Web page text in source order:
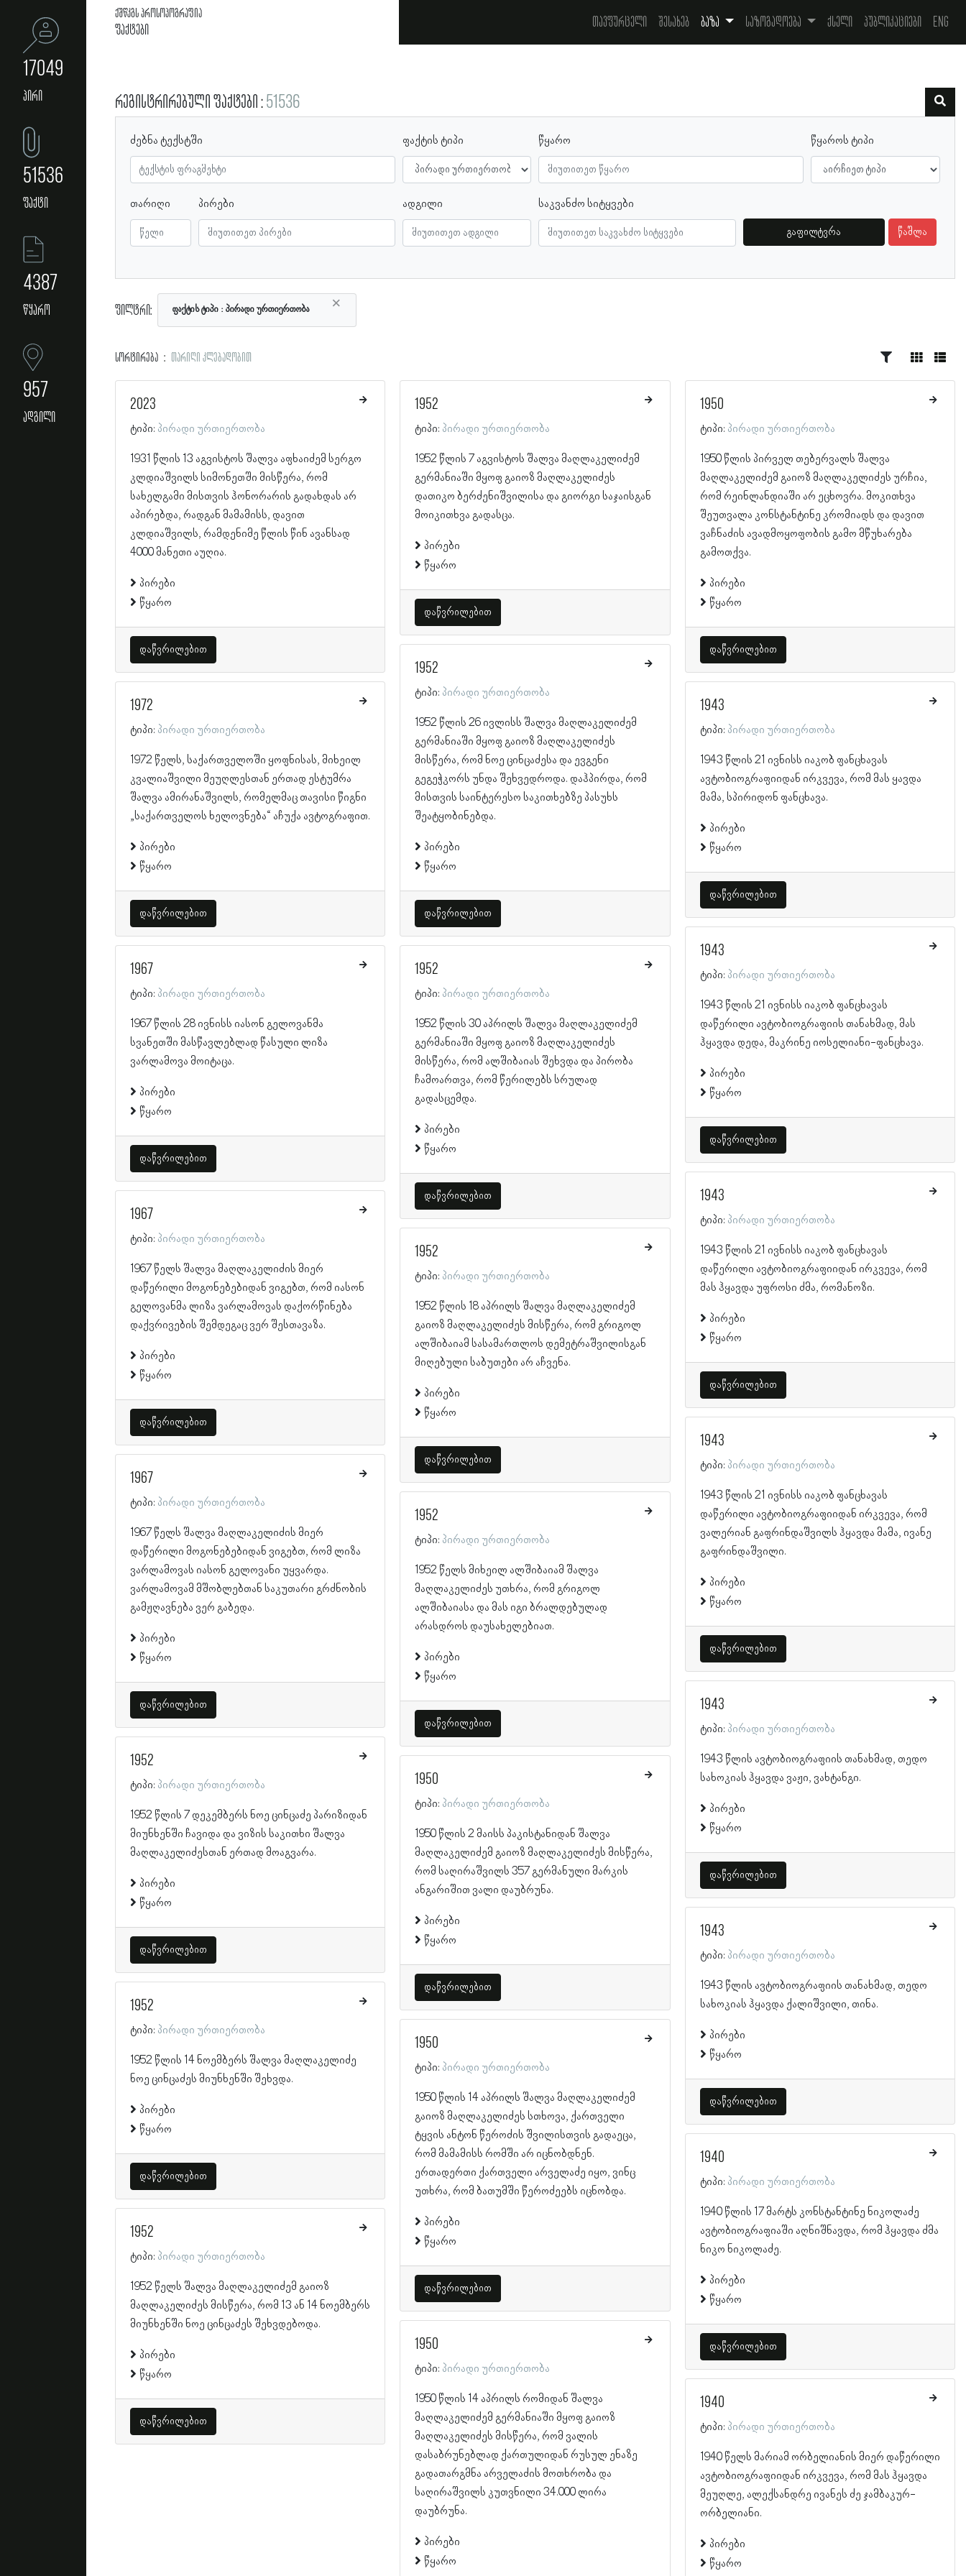
17049
პირი
51536
ფაქტი
4387
წყარო
957
ადგილი
ქშწკგს პროსოპოგრაფია
ფაქტები თავფურცელი შესახებ ბაზა საზოგადოება ქსელი პუბლიკაციები Eng
რეგისტრირებული ფაქტები 51536
ძებნა ტექსტში ფაქტის ტიპი წყარო წყაროს ტიპი
თარიღი პირები ადგილი საკვანძო სიტყვები
გაფილტვრა წაშლა
ფილტრი: ×
ფაქტის ტიპი პირადი ურთიერთობა
სორტირება თარიღი კლებადობით
2023
ტიპი: პირადი ურთიერთობა
1931 წლის 13 აგვისტოს შალვა აფხაიძემ სერგო
კლდიაშვილს სიმონეთში მისწერა, რომ
სახელგამი მისთვის ჰონორარის გადახდას არ
აპირებდა, რადგან მამამისს, დავით
კლდიაშვილს, რამდენიმე წლის წინ ავანსად
4000 მანეთი აუღია.
პირები
წყარო
დაწვრილებით
1972
ტიპი: პირადი ურთიერთობა
1972 წელს, საქართველოში ყოფნისას, მიხეილ
კვალიაშვილი მეუღლესთან ერთად ესტუმრა
შალვა ამირანაშვილს, რომელმაც თავისი წიგნი
„საქართველოს ხელოვნება“ აჩუქა ავტოგრაფით.
პირები
წყარო
დაწვრილებით
1967
ტიპი: პირადი ურთიერთობა
1967 წლის 28 ივნისს იასონ გელოვანმა
სვანეთში მასწავლებლად წასული ლიზა
ვარლამოვა მოიტაცა.
პირები
წყარო
დაწვრილებით
1967
ტიპი: პირადი ურთიერთობა
1967 წელს შალვა მაღლაკელიძის მიერ
დაწერილი მოგონებებიდან ვიგებთ, რომ იასონ
გელოვანმა ლიზა ვარლამოვას დაქორწინება
დაქვრივების შემდეგაც ვერ შესთავაზა.
პირები
წყარო
დაწვრილებით
1967
ტიპი: პირადი ურთიერთობა
1967 წელს შალვა მაღლაკელიძის მიერ
დაწერილი მოგონებებიდან ვიგებთ, რომ ლიზა
ვარლამოვას იასონ გელოვანი უყვარდა.
ვარლამოვამ მშობლებთან საკუთარი გრძნობის
გამჟღავნება ვერ გაბედა.
პირები
წყარო
დაწვრილებით
1952
ტიპი: პირადი ურთიერთობა
1952 წლის 7 დეკემბერს ნოე ცინცაძე პარიზიდან
მიუნხენში ჩავიდა და ვიზის საკითხი შალვა
მაღლაკელიძესთან ერთად მოაგვარა.
პირები
წყარო
დაწვრილებით
1952
ტიპი: პირადი ურთიერთობა
1952 წლის 14 ნოემბერს შალვა მაღლაკელიძე
ნოე ცინცაძეს მიუნხენში შეხვდა.
პირები
წყარო
დაწვრილებით
1952
ტიპი: პირადი ურთიერთობა
1952 წელს შალვა მაღლაკელიძემ გაიოზ
მაღლაკელიძეს მისწერა, რომ 13 ან 14 ნოემბერს
მიუნხენში ნოე ცინცაძეს შეხვდებოდა.
პირები
წყარო
დაწვრილებით
1952
ტიპი: პირადი ურთიერთობა
1952 წლის 7 აგვისტოს შალვა მაღლაკელიძემ
გერმანიაში მყოფ გაიოზ მაღლაკელიძეს
დათიკო ბერძენიშვილისა და გიორგი საჯაისგან
მოიკითხვა გადასცა.
პირები
წყარო
დაწვრილებით
1952
ტიპი: პირადი ურთიერთობა
1952 წლის 26 ივლისს შალვა მაღლაკელიძემ
გერმანიაში მყოფ გაიოზ მაღლაკელიძეს
მისწერა, რომ ნოე ცინცაძესა და ევგენი
გეგეჭკორს უნდა შეხვედროდა. დაჰპირდა, რომ
მისთვის საინტერესო საკითხებზე პასუხს
შეატყობინებდა.
პირები
წყარო
დაწვრილებით
1952
ტიპი: პირადი ურთიერთობა
1952 წლის 30 აპრილს შალვა მაღლაკელიძემ
გერმანიაში მყოფ გაიოზ მაღლაკელიძეს
მისწერა, რომ ალშიბაიას შეხვდა და პირობა
ჩამოართვა, რომ წერილებს სრულად
გადასცემდა.
პირები
წყარო
დაწვრილებით
1952
ტიპი: პირადი ურთიერთობა
1952 წლის 18 აპრილს შალვა მაღლაკელიძემ
გაიოზ მაღლაკელიძეს მისწერა, რომ გრიგოლ
ალშიბაიამ სასამართლოს დემეტრაშვილისგან
მიღებული საბუთები არ აჩვენა.
პირები
წყარო
დაწვრილებით
1952
ტიპი: პირადი ურთიერთობა
1952 წელს მიხეილ ალშიბაიამ შალვა
მაღლაკელიძეს უთხრა, რომ გრიგოლ
ალშიბაიასა და მას იგი ბრალდებულად
არასდროს დაუსახელებიათ.
პირები
წყარო
დაწვრილებით
1950
ტიპი: პირადი ურთიერთობა
1950 წლის 2 მაისს პაკისტანიდან შალვა
მაღლაკელიძემ გაიოზ მაღლაკელიძეს მისწერა,
რომ საღირაშვილს 357 გერმანული მარკის
ანგარიშით ვალი დაუბრუნა.
პირები
წყარო
დაწვრილებით
1950
ტიპი: პირადი ურთიერთობა
1950 წლის 14 აპრილს შალვა მაღლაკელიძემ
გაიოზ მაღლაკელიძეს სთხოვა, ქართველი
ტყვის ანტონ წეროძის შვილისთვის გადაეცა,
რომ მამამისს რომში არ იცნობდნენ.
ერთადერთი ქართველი არველაძე იყო, ვინც
უთხრა, რომ ბათუმში წეროძეებს იცნობდა.
პირები
წყარო
დაწვრილებით
1950
ტიპი: პირადი ურთიერთობა
1950 წლის 14 აპრილს რომიდან შალვა
მაღლაკელიძემ გერმანიაში მყოფ გაიოზ
მაღლაკელიძეს მისწერა, რომ ვალის
დასაბრუნებლად ქართულიდან რუსულ ენაზე
გადათარგმნა არველაძის მოთხრობა და
საღირაშვილს კუთვნილი 34.000 ლირა
დაუბრუნა.
პირები
წყარო
1950
ტიპი: პირადი ურთიერთობა
1950 წლის პირველ თებერვალს შალვა
მაღლაკელიძემ გაიოზ მაღლაკელიძეს ურჩია,
რომ რეინლანდიაში არ ეცხოვრა. მოკითხვა
შეუთვალა კონსტანტინე კრომიადს და დავით
ვაჩნაძის ავადმოყოფობის გამო მწუხარება
გამოთქვა.
პირები
წყარო
დაწვრილებით
1943
ტიპი: პირადი ურთიერთობა
1943 წლის 21 ივნისს იაკობ ფანცხავას
ავტობიოგრაფიიდან ირკვევა, რომ მას ყავდა
მამა, სპირიდონ ფანცხავა.
პირები
წყარო
დაწვრილებით
1943
ტიპი: პირადი ურთიერთობა
1943 წლის 21 ივნისს იაკობ ფანცხავას
დაწერილი ავტობიოგრაფიის თანახმად, მას
ჰყავდა დედა, მაკრინე იოსელიანი-ფანცხავა.
პირები
წყარო
დაწვრილებით
1943
ტიპი: პირადი ურთიერთობა
1943 წლის 21 ივნისს იაკობ ფანცხავას
დაწერილი ავტობიოგრაფიიდან ირკვევა, რომ
მას ჰყავდა უფროსი ძმა, რომანოზი.
პირები
წყარო
დაწვრილებით
1943
ტიპი: პირადი ურთიერთობა
1943 წლის 21 ივნისს იაკობ ფანცხავას
დაწერილი ავტობიოგრაფიიდან ირკვევა, რომ
ვალერიან გაფრინდაშვილს ჰყავდა მამა, ივანე
გაფრინდაშვილი.
პირები
წყარო
დაწვრილებით
1943
ტიპი: პირადი ურთიერთობა
1943 წლის ავტობიოგრაფიის თანახმად, თედო
სახოკიას ჰყავდა ვაჟი, ვახტანგი.
პირები
წყარო
დაწვრილებით
1943
ტიპი: პირადი ურთიერთობა
1943 წლის ავტობიოგრაფიის თანახმად, თედო
სახოკიას ჰყავდა ქალიშვილი, თინა.
პირები
წყარო
დაწვრილებით
1940
ტიპი: პირადი ურთიერთობა
1940 წლის 17 მარტს კონსტანტინე ნიკოლაძე
ავტობიოგრაფიაში აღნიშნავდა, რომ ჰყავდა ძმა
ნიკო ნიკოლაძე.
პირები
წყარო
დაწვრილებით
1940
ტიპი: პირადი ურთიერთობა
1940 წელს მარიამ ორბელიანის მიერ დაწერილი
ავტობიოგრაფიიდან ირკვევა, რომ მას ჰყავდა
მეუღლე, ალექსანდრე ივანეს ძე ჯამბაკურ-
ორბელიანი.
პირები
წყარო